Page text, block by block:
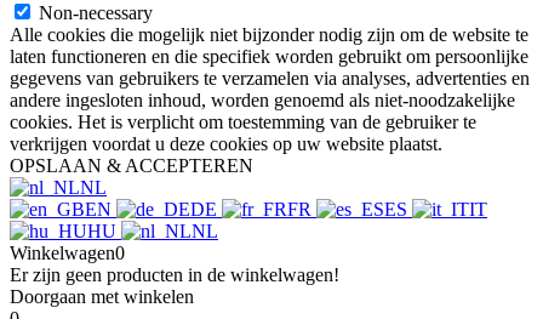
Non-necessary
Alle cookies die mogelijk niet bijzonder nodig zijn om de website te
laten functioneren en die specifiek worden gebruikt om persoonlijke
gegevens van gebruikers te verzamelen via analyses, advertenties en
andere ingesloten inhoud, worden genoemd als niet-noodzakelijke
cookies. Het is verplicht om toestemming van de gebruiker te
verkrijgen voordat u deze cookies op uw website plaatst.
OPSLAAN & ACCEPTEREN
NL
EN
DE FR ES
IT
HU
NL
Winkelwagen0
Er zijn geen producten in de winkelwagen!
Doorgaan met winkelen